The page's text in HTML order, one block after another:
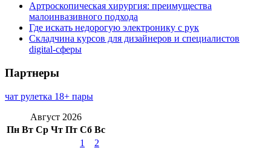
Артроскопическая хирургия: преимущества
малоинвазивного подхода
Где искать недорогую электронику с рук
Складчина курсов для дизайнеров и специалистов
digital-сферы
Партнеры
чат рулетка 18+ пары
Август 2026
Пн Вт Ср Чт Пт Сб Вс
1
2